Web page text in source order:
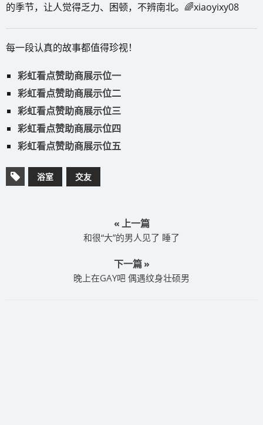
的季节，让人觉得乏力、困顿，不辨南北。🌈xiaoyixy08
每一段认真的故事都值得珍视！
彩虹看点赞助商展示位一
彩虹看点赞助商展示位二
彩虹看点赞助商展示位三
彩虹看点赞助商展示位四
彩虹看点赞助商展示位五
浴室 交友
« 上一篇
​和很“大”的男人见了 睡了
下一篇 »
​晚上在GAY吧 偶遇纹身壮硕男